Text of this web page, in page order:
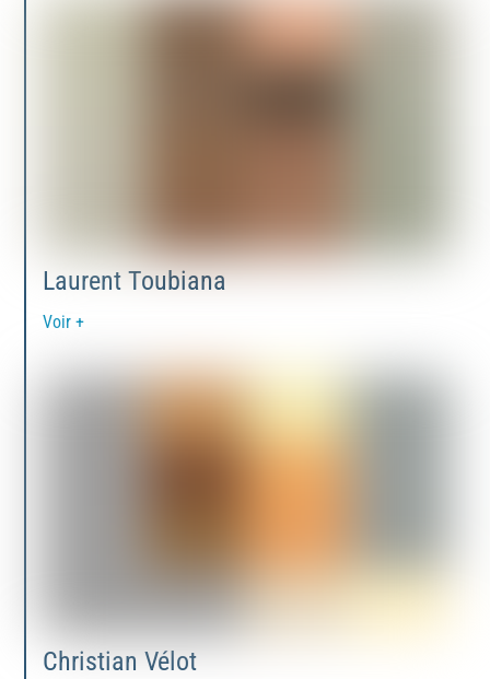
Laurent Toubiana
Voir +
Christian Vélot